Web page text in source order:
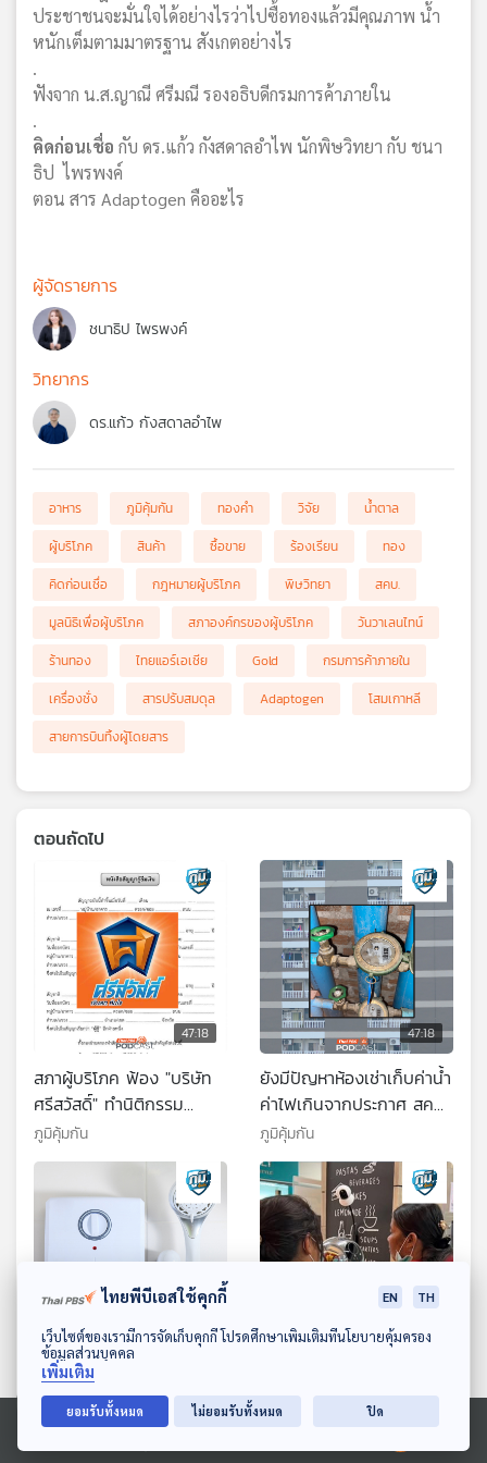
ดาวน์โหลด Thai PBS Podcast Application
Ⓒ 2020 องค์การกระจายเสียงและแพร่ภาพสาธารณะแห่งประเทศไทย
ประชาชนจะมั่นใจได้อย่างไรว่าไปซื้อทองแล้วมีคุณภาพ น้ำ
หนักเต็มตามมาตรฐาน สังเกตอย่างไร
.
ฟังจาก น.ส.ญาณี ศรีมณี รองอธิบดีกรมการค้าภายใน
.
คิดก่อนเชื่อ กับ ดร.แก้ว กังสดาลอำไพ นักพิษวิทยา กับ ชนา
ธิป ไพรพงค์
ตอน สาร Adaptogen คืออะไร
ผู้จัดรายการ
ชนาธิป ไพรพงค์
วิทยากร
ดร.แก้ว กังสดาลอำไพ
อาหาร ภูมิคุ้มกัน ทองคำ วิจัย
น้ำตาล
ผู้บริโภค
สินค้า ซื้อขาย ร้องเรียน
ทอง
คิดก่อนเชื่อ
กฎหมายผู้บริโภค พิษวิทยา
สคบ.
มูลนิธิเพื่อผู้บริโภค
สภาองค์กรของผู้บริโภค
วันวาเลนไทน์
ร้านทอง
ไทยแอร์เอเชีย Gold
กรมการค้าภายใน
เครื่องชั่ง
สารปรับสมดุล Adaptogen
โสมเกาหลี
สายการบินทิ้งผู้โดยสาร
ตอนถัดไป
47:18
สภาผู้บริโภค ฟ้อง "บริษัท
ศรีสวัสดิ์" ทำนิติกรรม
อำพรางสัญญาเงินกู้ / ลด
พิษภัยจากสารเคมีชั่วนิรัน
ภูมิคุ้มกัน
47:18
ยังมีปัญหาห้องเช่าเก็บค่าน้ำ
ค่าไฟเกินจากประกาศ สคบ.
/ จะเป็นอย่างไร ถ้ามีลูกจาก
การผสมเทียมจากอสุจิ
บริจาคแต่มียีนก่อมะเร็ง
ภูมิคุ้มกัน
47:18
เตือนภัยอย่าซื้อเครื่องทำน้ำ
อุ่น ไร้ ฉลาก มอก. เสี่ยงไฟ
รั่ว ควรให้ช่างไฟฟ้าติดตั้ง /
47:18
แลกเหรียญ Worldcoin
หลอกเอาข้อมูลส่วนบุคคล
ไทยพีบีเอสใช้คุกกี้ EN TH
เว็บไซต์ของเรามีการจัดเก็บคุกกี้ โปรดศึกษาเพิ่มเติมที่นโยบายคุ้มครอง
ข้อมูลส่วนบุคคล
เพิ่มเติม
ยอมรับทั้งหมด ไม่ยอมรับทั้งหมด ปิด